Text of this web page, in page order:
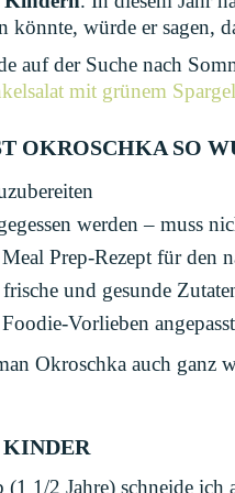
könnte, würde er sagen,
auf der Suche nach
mit grünem
OKROSCHKA SO
werden – muss
Prep-Rezept für den
und gesunde
Vorlieben
Okroschka auch ganz
KINDER
(1 1/2 Jahre) schneide